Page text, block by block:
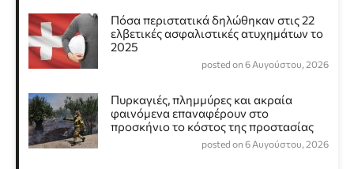
Πόσα περιστατικά δηλώθηκαν στις 22
ελβετικές ασφαλιστικές ατυχημάτων το
2025
posted on 6 Αυγούστου, 2026
Πυρκαγιές, πλημμύρες και ακραία
φαινόμενα επαναφέρουν στο
προσκήνιο το κόστος της προστασίας
posted on 6 Αυγούστου, 2026